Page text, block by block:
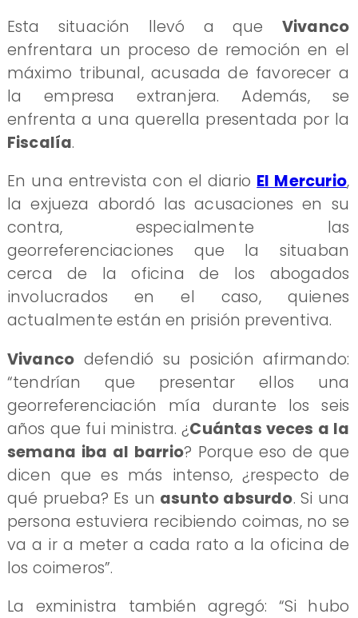
Esta situación llevó a que Vivanco
enfrentara un proceso de remoción en el
máximo tribunal, acusada de favorecer a
la empresa extranjera. Además, se
enfrenta a una querella presentada por la
Fiscalía.
En una entrevista con el diario El Mercurio,
la exjueza abordó las acusaciones en su
contra, especialmente las
georreferenciaciones que la situaban
cerca de la oficina de los abogados
involucrados en el caso, quienes
actualmente están en prisión preventiva.
Vivanco defendió su posición afirmando:
“tendrían que presentar ellos una
georreferenciación mía durante los seis
años que fui ministra. ¿Cuántas veces a la
semana iba al barrio? Porque eso de que
dicen que es más intenso, ¿respecto de
qué prueba? Es un asunto absurdo. Si una
persona estuviera recibiendo coimas, no se
va a ir a meter a cada rato a la oficina de
los coimeros”.
La exministra también agregó: “Si hubo